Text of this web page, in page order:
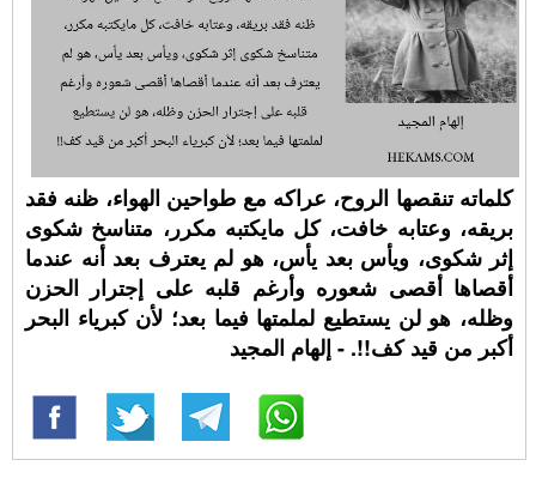
كلماته تنقصها الروح، عراكه مع طواحين الهواء، ظنه فقد
بريقه، وعتابه خافت، كل مايكتبه مكرر، متناسخ شكوى
إثر شكوى، ويأس بعد يأس، هو لم يعترف بعد أنه عندما
أقصاها أقصى شعوره وأرغم قلبه على إجترار الحزن
وظله، هو لن يستطيع لملمتها فيما بعد؛ لأن كبرياء البحر
أكبر من قيد كف!!. - إلهام المجيد